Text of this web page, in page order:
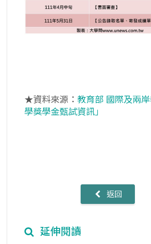
★資料來源： 教育部 國際及兩
學獎學金甄試資訊」
返回
延伸閱讀